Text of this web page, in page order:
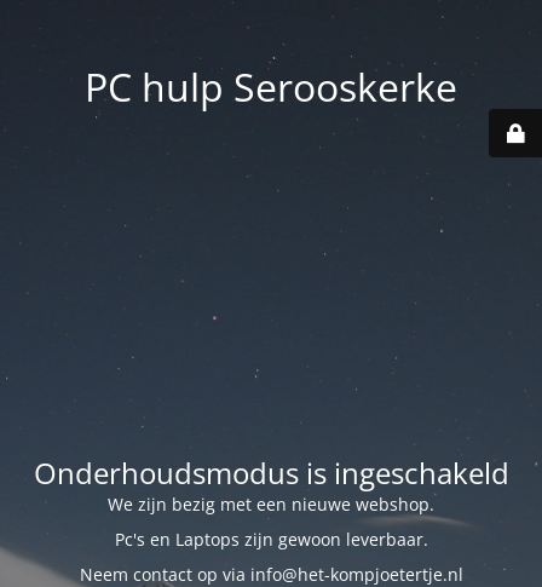
PC hulp Serooskerke
Onderhoudsmodus is ingeschakeld
We zijn bezig met een nieuwe webshop.
Pc's en Laptops zijn gewoon leverbaar.
Neem contact op via info@het-kompjoetertje.nl